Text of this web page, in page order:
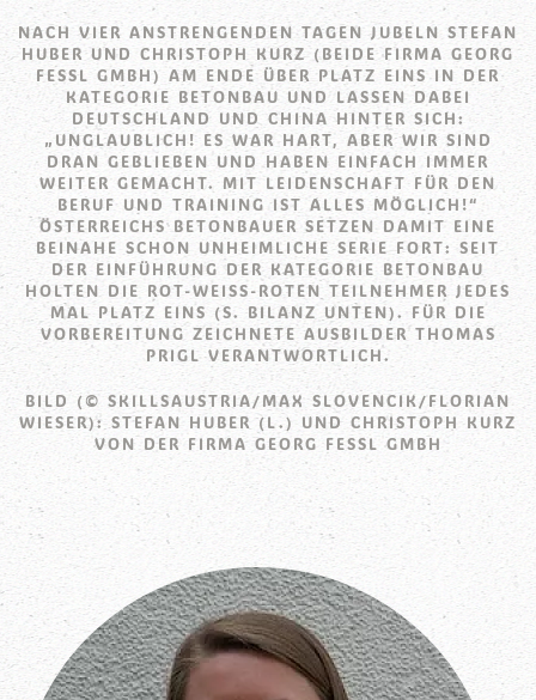
NACH VIER ANSTRENGENDEN TAGEN JUBELN STEFAN
HUBER UND CHRISTOPH KURZ (BEIDE FIRMA GEORG
FESSL GMBH) AM ENDE ÜBER PLATZ EINS IN DER
KATEGORIE BETONBAU UND LASSEN DABEI
DEUTSCHLAND UND CHINA HINTER SICH:
„UNGLAUBLICH! ES WAR HART, ABER WIR SIND
DRAN GEBLIEBEN UND HABEN EINFACH IMMER
WEITER GEMACHT. MIT LEIDENSCHAFT FÜR DEN
BERUF UND TRAINING IST ALLES MÖGLICH!“
ÖSTERREICHS BETONBAUER SETZEN DAMIT EINE
BEINAHE SCHON UNHEIMLICHE SERIE FORT: SEIT
DER EINFÜHRUNG DER KATEGORIE BETONBAU
HOLTEN DIE ROT-WEISS-ROTEN TEILNEHMER JEDES M
AL PLATZ EINS (S. BILANZ UNTEN). FÜR DIE V
ORBEREITUNG ZEICHNETE AUSBILDER THOMAS P
RIGL VERANTWORTLICH.
BILD (© SKILLSAUSTRIA/MAX SLOVENCIK/FLORIAN
WIESER): STEFAN HUBER (L.) UND CHRISTOPH KURZ
VON DER FIRMA GEORG FESSL GMBH